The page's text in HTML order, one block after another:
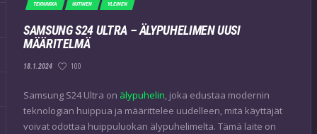
TEKNIIKKA UUTINEN YLEINEN
SAMSUNG S24 ULTRA – ÄLYPUHELIMEN UUSI
MÄÄRITELMÄ
18.1.2024 100
Samsung S24 Ultra on älypuhelin, joka edustaa modernin
teknologian huippua ja määrittelee uudelleen, mitä käyttäjät
voivat odottaa huippuluokan älypuhelimelta. Tämä laite on